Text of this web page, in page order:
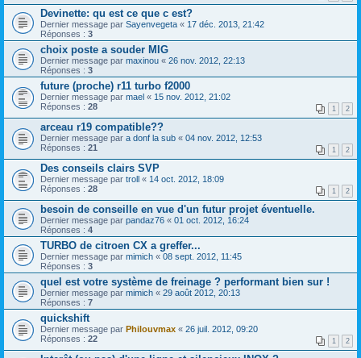
Devinette: qu est ce que c est?
Dernier message par Sayenvegeta « 17 déc. 2013, 21:42
Réponses : 3
choix poste a souder MIG
Dernier message par maxinou « 26 nov. 2012, 22:13
Réponses : 3
future (proche) r11 turbo f2000
Dernier message par mael « 15 nov. 2012, 21:02
Réponses : 28 1 2
arceau r19 compatible??
Dernier message par a donf la sub « 04 nov. 2012, 12:53
Réponses : 21 1 2
Des conseils clairs SVP
Dernier message par troll « 14 oct. 2012, 18:09
Réponses : 28 1 2
besoin de conseille en vue d'un futur projet éventuelle.
Dernier message par pandaz76 « 01 oct. 2012, 16:24
Réponses : 4
TURBO de citroen CX a greffer...
Dernier message par mimich « 08 sept. 2012, 11:45
Réponses : 3
quel est votre système de freinage ? performant bien sur !
Dernier message par mimich « 29 août 2012, 20:13
Réponses : 7
quickshift
Dernier message par Philouvmax « 26 juil. 2012, 09:20
Réponses : 22 1 2